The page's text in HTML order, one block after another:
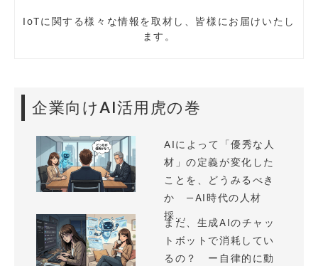
IoTに関する様々な情報を取材し、皆様にお届けいたし
ます。
企業向けAI活用虎の巻
AIによって「優秀な人
材」の定義が変化した
ことを、どうみるべき
か —AI時代の人材
採...
まだ、生成AIのチャッ
トボットで消耗してい
るの？ ー自律的に動